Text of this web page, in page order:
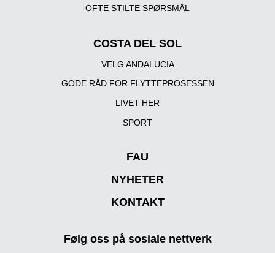
OFTE STILTE SPØRSMÅL
COSTA DEL SOL
VELG ANDALUCIA
GODE RÅD FOR FLYTTEPROSESSEN
LIVET HER
SPORT
FAU
NYHETER
KONTAKT
Følg oss på sosiale nettverk